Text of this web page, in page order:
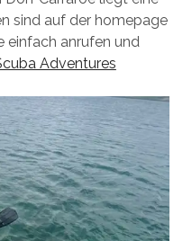
sind auf der homepage
einfach anrufen und
Adventures